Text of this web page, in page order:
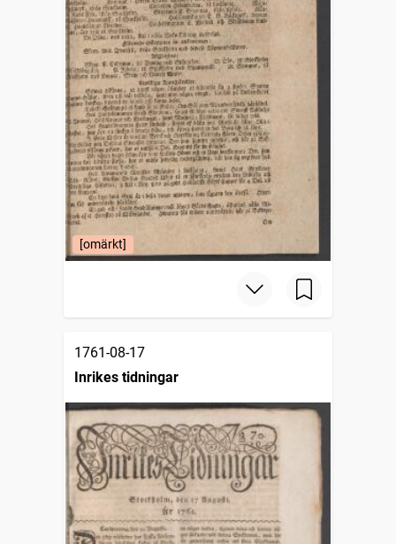
[omärkt]
1761-08-17
Inrikes tidningar